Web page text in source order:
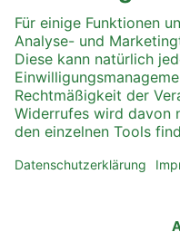
Hoher Kontrast